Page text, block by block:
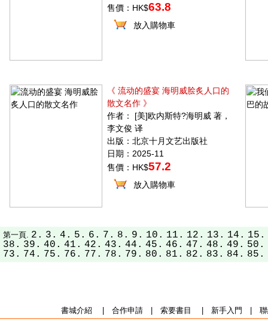
售價：HK$63.8
放入購物車
《 流动的盛宴 海明威脍炙人口的
散文名作 》
作者： [美]欧内斯特?海明威 著，
李文俊 译
出版：北京十月文艺出版社
日期：2025-11
售價：HK$57.2
放入購物車
第一頁. 2. 3. 4. 5. 6. 7. 8. 9. 10. 11. 12. 13. 14. 15.
38. 39. 40. 41. 42. 43. 44. 45. 46. 47. 48. 49. 50.
73. 74. 75. 76. 77. 78. 79. 80. 81. 82. 83. 84. 85.
書城介紹 合作申請| 索要書目 新手入門